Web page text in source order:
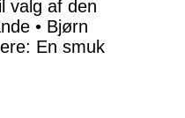
valg af den
• Bjørn
En smuk